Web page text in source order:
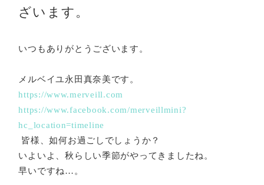
ざいます。
いつもありがとうございます。
メルベイユ永田真奈美です。
https://www.merveill.com
https://www.facebook.com/merveillmini?
hc_location=timeline
皆様、如何お過ごしでしょうか？
いよいよ、秋らしい季節がやってきましたね。
早いですね…。